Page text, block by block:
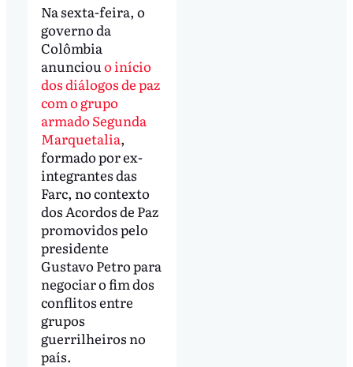
Na sexta-feira, o
governo da
Colômbia
anunciou o início
dos diálogos de paz
com o grupo
armado Segunda
Marquetalia,
formado por ex-
integrantes das
Farc, no contexto
dos Acordos de Paz
promovidos pelo
presidente
Gustavo Petro para
negociar o fim dos
conflitos entre
grupos
guerrilheiros no
país.